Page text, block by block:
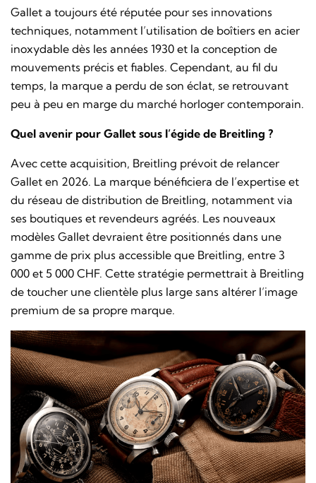
Gallet a toujours été réputée pour ses innovations
techniques, notamment l’utilisation de boîtiers en acier
inoxydable dès les années 1930 et la conception de
mouvements précis et fiables. Cependant, au fil du
temps, la marque a perdu de son éclat, se retrouvant
peu à peu en marge du marché horloger contemporain.
Quel avenir pour Gallet sous l’égide de Breitling ?
Avec cette acquisition, Breitling prévoit de relancer
Gallet en 2026. La marque bénéficiera de l’expertise et
du réseau de distribution de Breitling, notamment via
ses boutiques et revendeurs agréés. Les nouveaux
modèles Gallet devraient être positionnés dans une
gamme de prix plus accessible que Breitling, entre 3
000 et 5 000 CHF. Cette stratégie permettrait à Breitling
de toucher une clientèle plus large sans altérer l’image
premium de sa propre marque.